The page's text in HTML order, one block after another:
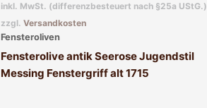
inkl. MwSt. (differenzbesteuert nach §25a UStG.)
zzgl. Versandkosten
Fensteroliven
Fensterolive antik Seerose Jugendstil
Messing Fenstergriff alt 1715